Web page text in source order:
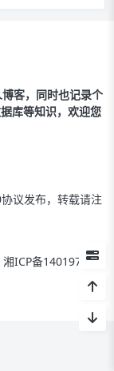
客，同时也记录个
库等知识，欢迎您
议发布，转载请注
湘ICP备14019712号